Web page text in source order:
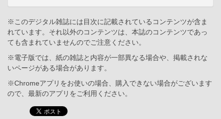
※このデジタル雑誌には目次に記載されているコンテンツが含ま
れています。それ以外のコンテンツは、本誌のコンテンツであっ
ても含まれていませんのでご注意ください。
※電子版では、紙の雑誌と内容が一部異なる場合や、掲載されな
いページがある場合があります。
※Chromeアプリをお使いの場合、購入できない場合がございます
ので、最新のアプリをご利用ください。